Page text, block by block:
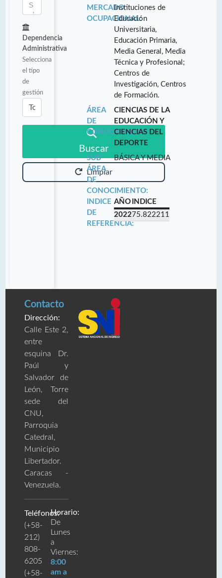
Dependencia
Administrativa
Selecciona
el tipo
de
gestión
Buscar
Limpiar
MERCADO
OCUPACIONAL:
Instituciones de
Educación
Universitaria,
Educación Primaria,
Media General, Media
Técnica y Profesional;
Centros de
Investigación, Centros
de Formación.
ÁREA
DE
CONOCIMIENTO:
CIENCIAS DE LA
EDUCACIÓN Y
CIENCIAS DEL
DEPORTE
SUB
ÁREA
DE
CONOCIMIENTO:
BÁSICA Y MEDIA
INDICE
DE
REFERENCIA:
AÑO INDICE
202275.822211
Contacto
Dirección:
Calle Este 2,
entre
esquina Dr.
Paúl y
Salvador de
León, Torre
sede del
CNU,
Parroquia
Catedral,
Municipio
Libertador.
Caracas -
Venezuela.
Teléfonos:
(+58-
212)
808-
6205
(+58-
Horario:
De
Lunes
a
Viernes:
8:00
am a